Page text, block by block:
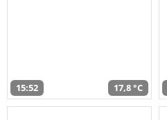
15:52 17,8 °C